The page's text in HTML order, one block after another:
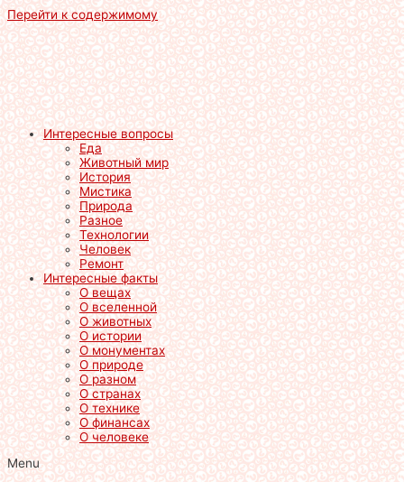
Перейти к содержимому
Интересные вопросы
Еда
Животный мир
История
Мистика
Природа
Разное
Технологии
Человек
Ремонт
Интересные факты
О вещах
О вселенной
О животных
О истории
О монументах
О природе
О разном
О странах
О технике
О финансах
О человеке
Menu